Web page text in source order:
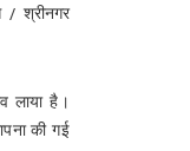
श्रीनगर
लाया है।
की गई